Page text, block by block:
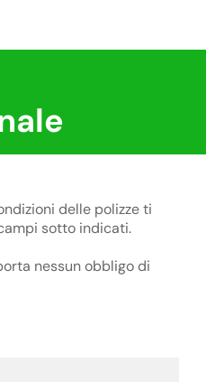
delle polizze ti
sotto indicati.
nessun obbligo di